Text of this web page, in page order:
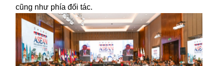
cũng như phía đối tác.